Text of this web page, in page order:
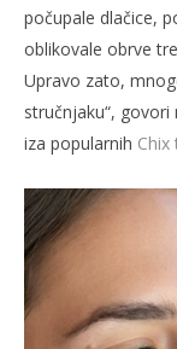
počupale dlačice,
oblikovale obrve
Upravo zato,
stručnjaku“, govori
iza popularnih Chix